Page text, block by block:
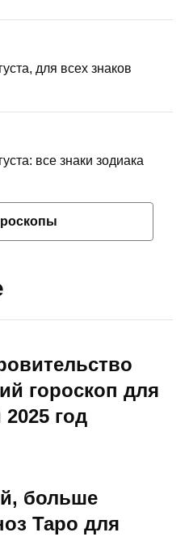
для всех знаков
все знаки зодиака
гороскоп для
год
больше
Таро для